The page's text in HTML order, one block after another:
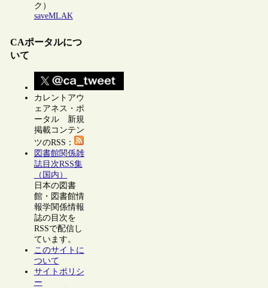
ク）
saveMLAK
CAポータルにつ
いて
カレントアウ
ェアネス・ポ
ータル 新規
掲載コンテン
ツのRSS：
図書館関係雑
誌目次RSS集
（国内）
日本の図書
館・図書館情
報学関係情報
誌の目次を
RSSで配信し
ています。
このサイトに
ついて
サイトポリシ
ー